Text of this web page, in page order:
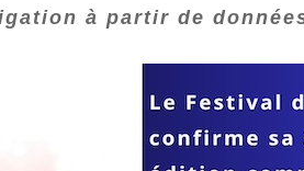
à partir de